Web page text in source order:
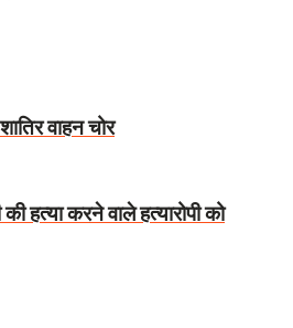
वाहन चोर
हत्या करने वाले हत्यारोपी को